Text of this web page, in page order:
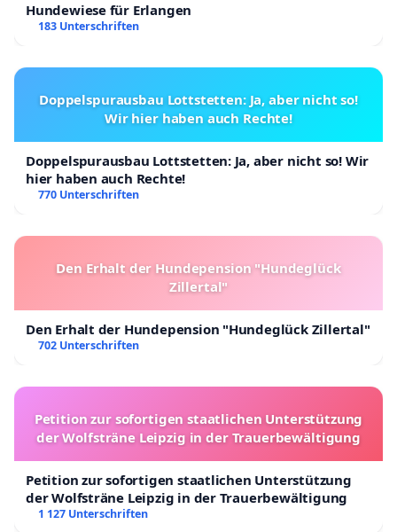
Hundewiese für Erlangen
183 Unterschriften
Doppelspurausbau Lottstetten: Ja, aber nicht so!
Wir hier haben auch Rechte!
Doppelspurausbau Lottstetten: Ja, aber nicht so! Wir
hier haben auch Rechte!
770 Unterschriften
Den Erhalt der Hundepension "Hundeglück
Zillertal"
Den Erhalt der Hundepension "Hundeglück Zillertal"
702 Unterschriften
Petition zur sofortigen staatlichen Unterstützung
der Wolfsträne Leipzig in der Trauerbewältigung
Petition zur sofortigen staatlichen Unterstützung
der Wolfsträne Leipzig in der Trauerbewältigung
1 127 Unterschriften